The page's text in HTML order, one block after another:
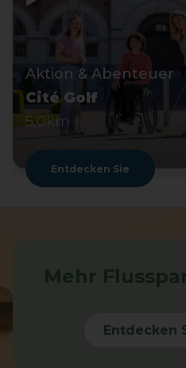
Aktion & Abenteuer
Cité Golf
5,0km
Entdecken Sie
Mehr
Entdecken